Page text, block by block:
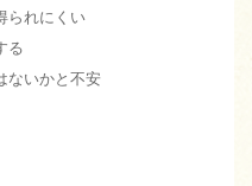
られにくい
る
ないかと不安